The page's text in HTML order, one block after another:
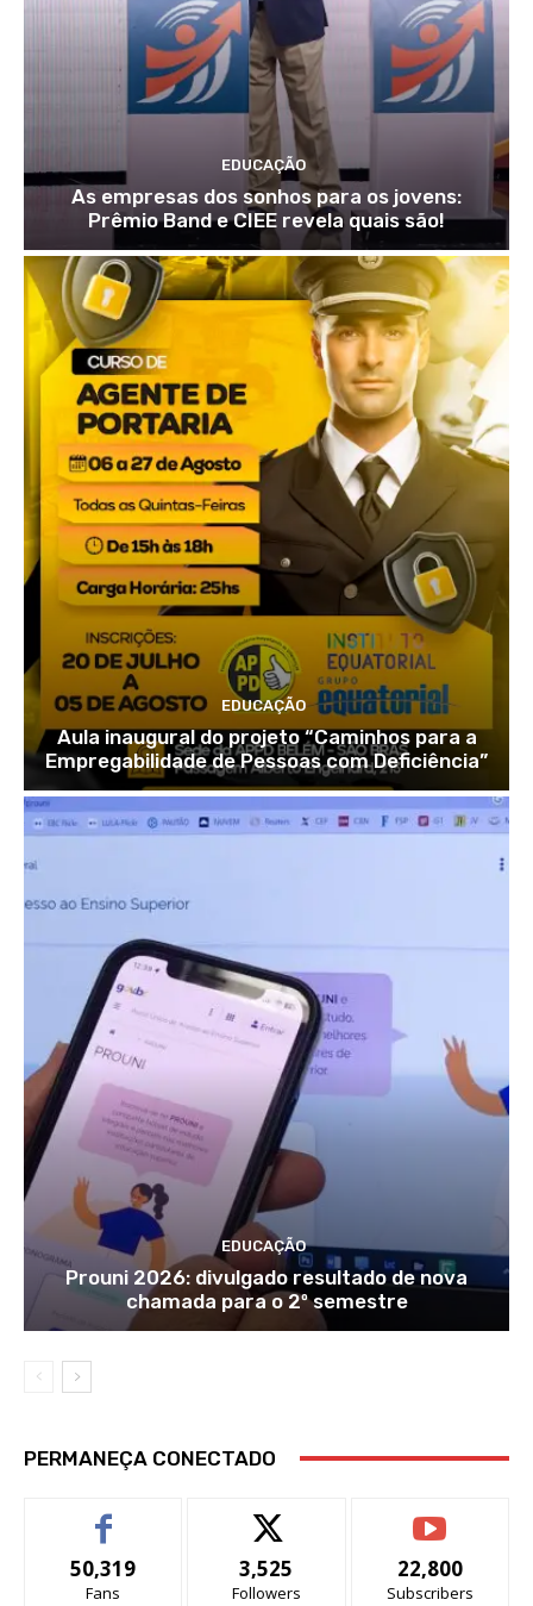
EDUCAÇÃO
As empresas dos sonhos para os jovens:
Prêmio Band e CIEE revela quais são!
EDUCAÇÃO
Aula inaugural do projeto “Caminhos para a
Empregabilidade de Pessoas com Deficiência”
EDUCAÇÃO
Prouni 2026: divulgado resultado de nova
chamada para o 2º semestre
PERMANEÇA CONECTADO
50,319
Fans
3,525
Followers
22,800
Subscribers